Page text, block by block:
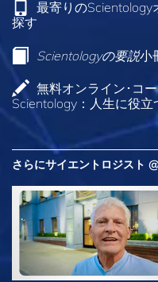
最寄りのScientology
探す
Scientologyの要説小
無料オンライン･コ
Scientology：人生に役立
さらにサイエントロジスト